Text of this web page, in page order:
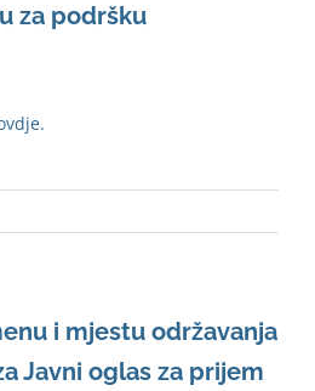
za podršku
i mjestu održavanja
Javni oglas za prijem